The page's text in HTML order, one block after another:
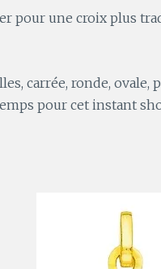
pour une croix plus
carrée, ronde,
pour cet instant